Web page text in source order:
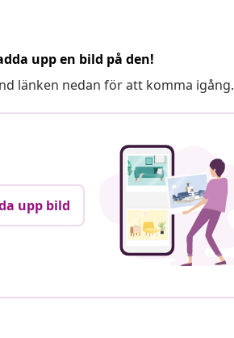
upp en bild på den!
länken nedan för att komma igång.
upp bild